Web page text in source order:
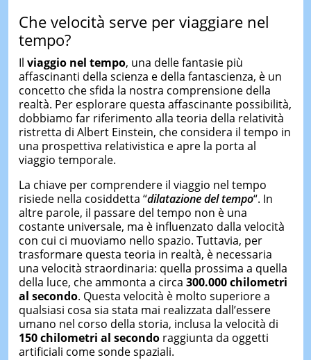
Che velocità serve per viaggiare nel
tempo?
Il viaggio nel tempo, una delle fantasie più
affascinanti della scienza e della fantascienza, è un
concetto che sfida la nostra comprensione della
realtà. Per esplorare questa affascinante possibilità,
dobbiamo far riferimento alla teoria della relatività
ristretta di Albert Einstein, che considera il tempo in
una prospettiva relativistica e apre la porta al
viaggio temporale.
La chiave per comprendere il viaggio nel tempo
risiede nella cosiddetta “dilatazione del tempo“. In
altre parole, il passare del tempo non è una
costante universale, ma è influenzato dalla velocità
con cui ci muoviamo nello spazio. Tuttavia, per
trasformare questa teoria in realtà, è necessaria
una velocità straordinaria: quella prossima a quella
della luce, che ammonta a circa 300.000 chilometri
al secondo. Questa velocità è molto superiore a
qualsiasi cosa sia stata mai realizzata dall’essere
umano nel corso della storia, inclusa la velocità di
150 chilometri al secondoraggiunta da oggetti
artificiali come sonde spaziali.